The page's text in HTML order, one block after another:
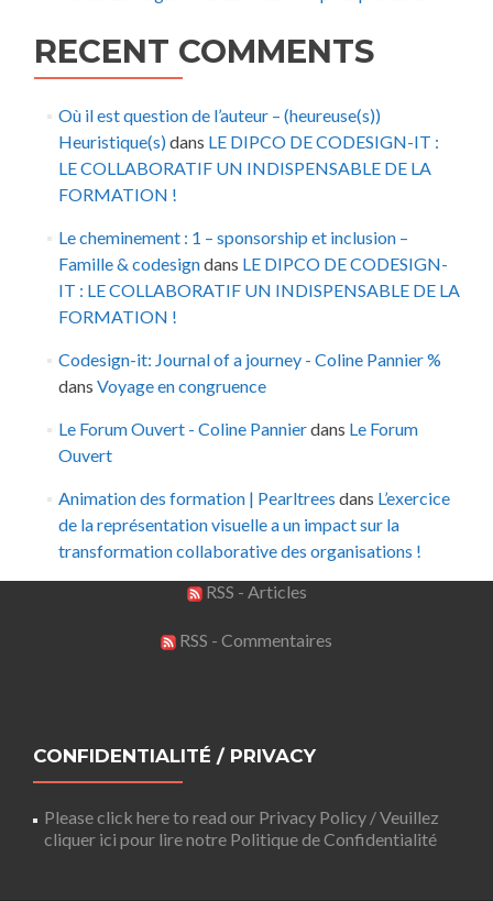
RECENT COMMENTS
Où il est question de l’auteur – (heureuse(s))
Heuristique(s)dans LE DIPCO DE CODESIGN-IT :
LE COLLABORATIF UN INDISPENSABLE DE LA
FORMATION !
Le cheminement : 1 – sponsorship et inclusion –
Famille & codesigndans LE DIPCO DE CODESIGN-
IT : LE COLLABORATIF UN INDISPENSABLE DE LA
FORMATION !
Codesign-it: Journal of a journey - Coline Pannier %
dans Voyage en congruence
Le Forum Ouvert - Coline Pannierdans Le Forum
Ouvert
Animation des formation | Pearltrees dans L’exercice
de la représentation visuelle a un impact sur la
transformation collaborative des organisations !
RSS - Articles
RSS - Commentaires
CONFIDENTIALITÉ / PRIVACY
Please click here to read our Privacy Policy / Veuillez
cliquer ici pour lire notre Politique de Confidentialité